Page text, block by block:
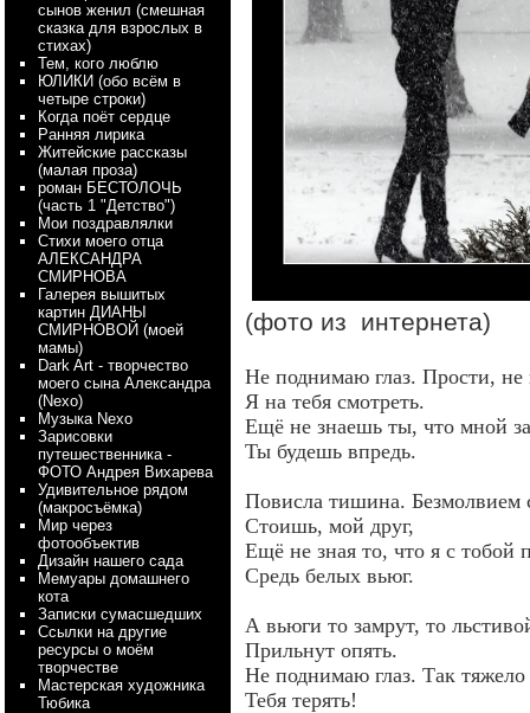
сынов женил (смешная
сказка для взрослых в
стихах)
Тем, кого люблю
ЮЛИКИ (обо всём в
четыре строки)
Когда поёт сердце
Ранняя лирика
Житейские рассказы
(малая проза)
роман БЕСТОЛОЧЬ
(часть 1 "Детство")
Мои поздравлялки
Стихи моего отца
АЛЕКСАНДРА
СМИРНОВА
Галерея вышитых
картин ДИАНЫ
СМИРНОВОЙ (моей
мамы)
Dark Art - творчество
моего сына Александра
(Nexo)
Myзыка Nexo
Зарисовки
путешественника -
ФОТО Андрея Вихарева
Удивительное рядом
(макросъёмка)
Мир через
фотообъектив
Дизайн нашего сада
Мемуары домашнего
кота
Записки сумасшедших
Ссылки на другие
ресурсы о моём
творчестве
Мастерская художника
Тюбика
(фото из интернета)
Не поднимаю глаз. Прости, не
Я на тебя смотреть.
Ещё не знаешь ты, что мной
Ты будешь впредь.
Повисла тишина. Безмолвием
Стоишь, мой друг,
Ещё не зная то, что я с тобой
Средь белых вьюг.
А вьюги то замрут, то
Прильнут опять.
Не поднимаю глаз. Так тяжело
Тебя терять!